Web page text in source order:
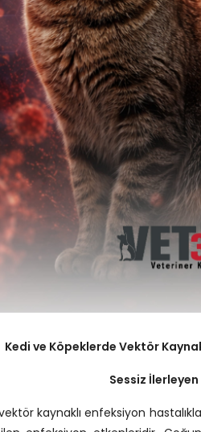
Kedi ve Köpeklerde Vektör
Sessiz
kaynaklı enfeksiyon